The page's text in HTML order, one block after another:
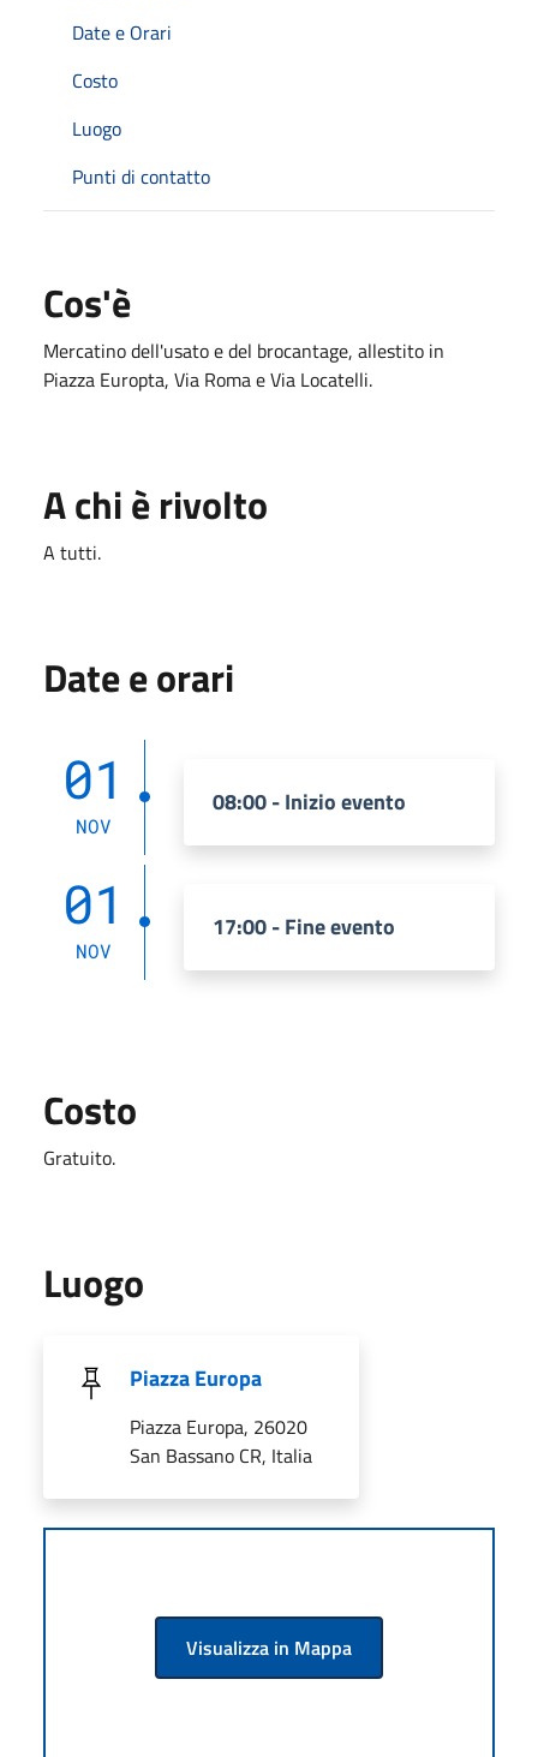
Date e Orari
Costo
Luogo
Punti di contatto
Cos'è
Mercatino dell'usato e del brocantage, allestito in
Piazza Europta, Via Roma e Via Locatelli.
A chi è rivolto
A tutti.
Date e orari
01
NOV
08:00 - Inizio evento
01
NOV
17:00 - Fine evento
Costo
Gratuito.
Luogo
Piazza Europa
Piazza Europa, 26020
San Bassano CR, Italia
Visualizza in Mappa